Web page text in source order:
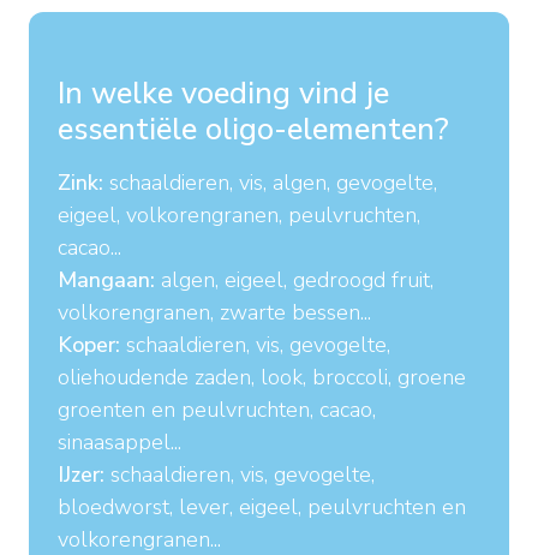
In welke voeding vind je
essentiële oligo-elementen?
Zink: schaaldieren, vis, algen, gevogelte,
eigeel, volkorengranen, peulvruchten,
cacao...
Mangaan: algen, eigeel, gedroogd fruit,
volkorengranen, zwarte bessen...
Koper: schaaldieren, vis, gevogelte,
oliehoudende zaden, look, broccoli, groene
groenten en peulvruchten, cacao,
sinaasappel...
IJzer: schaaldieren, vis, gevogelte,
bloedworst, lever, eigeel, peulvruchten en
volkorengranen...